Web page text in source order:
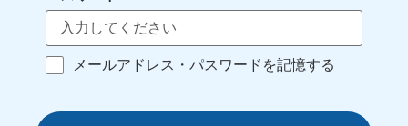
メールアドレス・パスワードを記憶する